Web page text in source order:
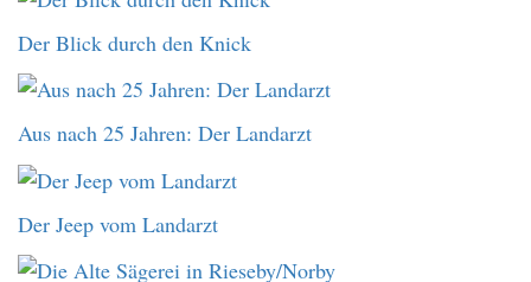
Der Blick durch den Knick
Aus nach 25 Jahren: Der Landarzt
Der Jeep vom Landarzt